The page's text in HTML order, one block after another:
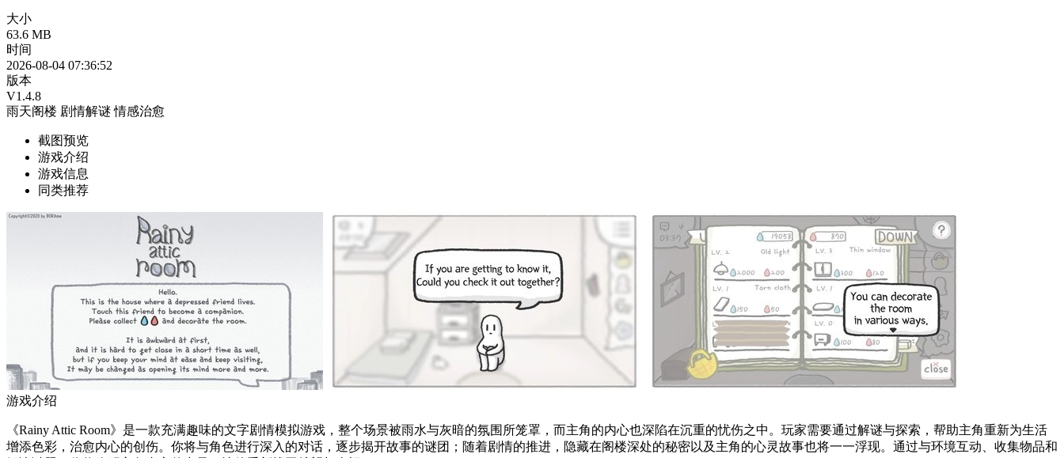
大小
63.6 MB
时间
2026-08-04 07:36:52
版本
V1.4.8
雨天阁楼 剧情解谜 情感治愈
截图预览
游戏介绍
游戏信息
同类推荐
游戏介绍
《Rainy Attic Room》是一款充满趣味的文字剧情模拟游戏，整个场景被雨水与灰暗的氛围所笼罩，而主角的内心也深陷在沉重的忧伤之中。玩家需要通过解谜与探索，帮助主角重新为生活
增添色彩，治愈内心的创伤。你将与角色进行深入的对话，逐步揭开故事的谜团；随着剧情的推进，隐藏在阁楼深处的秘密以及主角的心灵故事也将一一浮现。通过与环境互动、收集物品和